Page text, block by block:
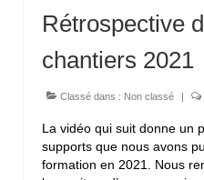
Rétrospective
chantiers 2021
Classé dans : Non classé |
La vidéo qui suit donne un
supports que nous avons
formation en 2021. Nous